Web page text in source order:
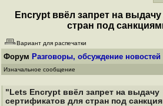
Encrypt ввёл запрет на
стран под
Вариант для распечатки
Форум Разговоры, обсуждение новостей
Изначальное сообщение
"Lets Encrypt ввёл запрет на выдачу
сертификатов для стран под